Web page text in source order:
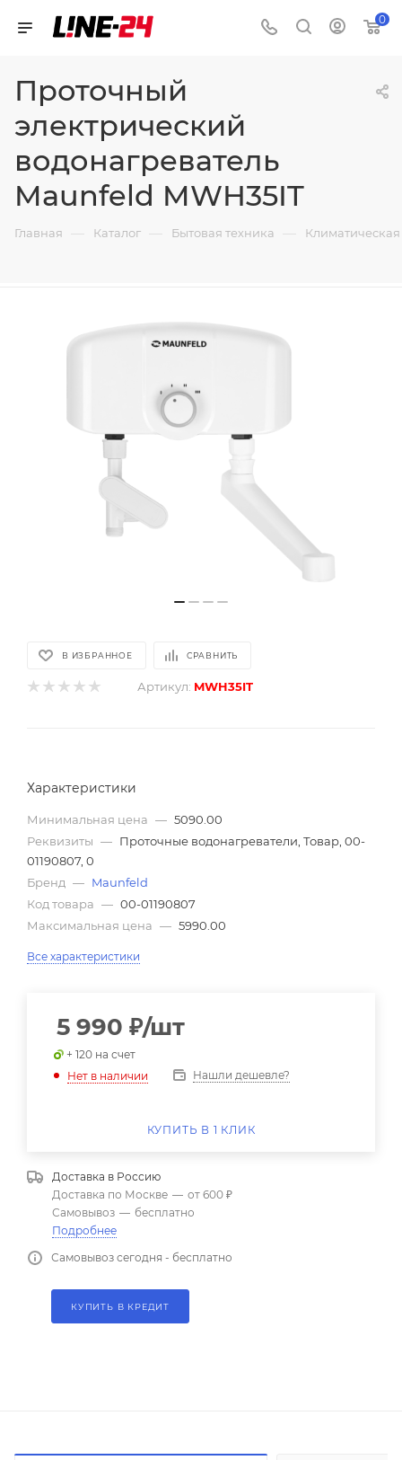
0
Проточный
электрический
водонагреватель
Maunfeld MWH35IT
Главная — Каталог — Бытовая техника —
В ИЗБРАННОЕ СРАВНИТЬ
Артикул: MWH35IT
Характеристики
Минимальная цена — 5090.00
Реквизиты — Проточные водонагреватели, Товар, 00-
01190807, 0
Бренд — Maunfeld
Код товара — 00-01190807
Максимальная цена — 5990.00
Все характеристики
5 990 ₽/шт
+ 120 на счет
Нет в наличии
Нашли дешевле?
КУПИТЬ В 1 КЛИК
Доставка в Россию
Доставка по Москве — от 600 ₽
Самовывоз — бесплатно
Подробнее
Самовывоз сегодня - бесплатно
КУПИТЬ В КРЕДИТ